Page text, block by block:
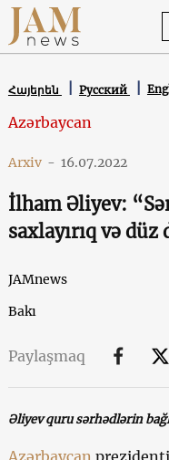
Հայերեն Русский
Azərbaycan
Arxiv - 16.07.2022
İlham Əliyev:
saxlayırıq və
JAMnews
Bakı
Paylaşmaq
Əliyev quru sərhədlərin
Azərbaycan